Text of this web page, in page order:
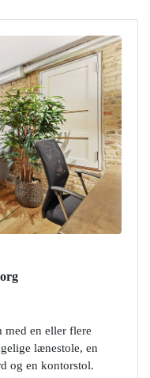
med en eller flere
lænestole, en
og en kontorstol.